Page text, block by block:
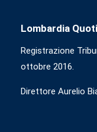
Lombardia
Registrazione
ottobre 2016.
Direttore Aurelio